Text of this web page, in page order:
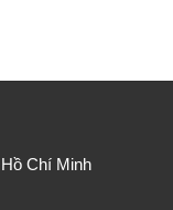
Chí Minh